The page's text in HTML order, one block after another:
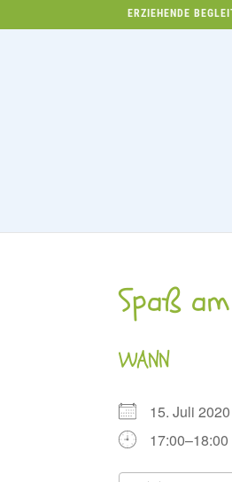
ERZIEHENDE
Spaß
WANN
15. Juli
17:00–18:00